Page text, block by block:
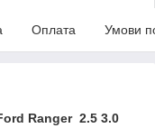
Оплата Умови
Ranger 2.5 3.0